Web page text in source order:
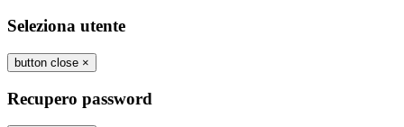
Seleziona utente
button close ×
Recupero password